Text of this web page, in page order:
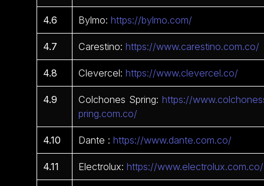
4.6 Bylmo:https://bylmo.com/
4.7 Carestino:https://www.carestino.com.co/
4.8 Clevercel:https://www.clevercel.co/
4.9 Colchones Spring:https://
pring.com.co/
4.10 Dante :https://www.dante.com.co/
4.11 Electrolux:https://www.electrolux.com.co/